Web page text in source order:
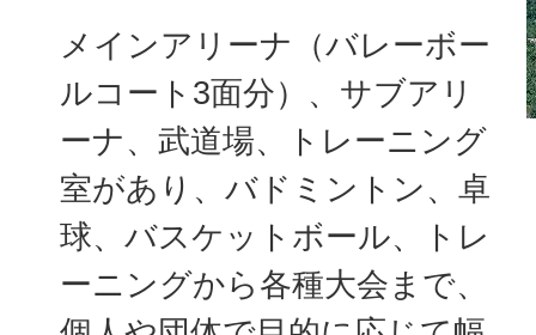
メインアリーナ（バレーボー
ルコート3面分）、サブアリ
ーナ、武道場、トレーニング
室があり、バドミントン、卓
球、バスケットボール、トレ
ーニングから各種大会まで、